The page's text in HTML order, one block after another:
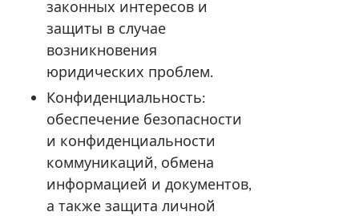
законных интересов и
защиты в случае
возникновения
юридических проблем.
Конфиденциальность:
обеспечение безопасности
и конфиденциальности
коммуникаций, обмена
информацией и документов,
а также защита личной